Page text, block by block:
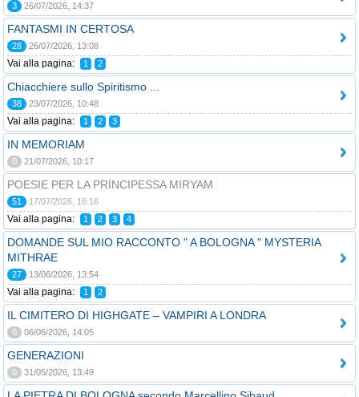
3 26/07/2026, 14:37
FANTASMI IN CERTOSA
28 26/07/2026, 13:08
Vai alla pagina: 1 2
Chiacchiere sullo Spiritismo ...
38 23/07/2026, 10:48
Vai alla pagina: 1 2 3
IN MEMORIAM
0 21/07/2026, 10:17
POESIE PER LA PRINCIPESSA MIRYAM
51 17/07/2026, 16:16
Vai alla pagina: 1 2 3 4
DOMANDE SUL MIO RACCONTO " A BOLOGNA " MYSTERIA
MITHRAE
27 13/06/2026, 13:54
Vai alla pagina: 1 2
IL CIMITERO DI HIGHGATE – VAMPIRI A LONDRA
0 06/06/2026, 14:05
GENERAZIONI
0 31/05/2026, 13:49